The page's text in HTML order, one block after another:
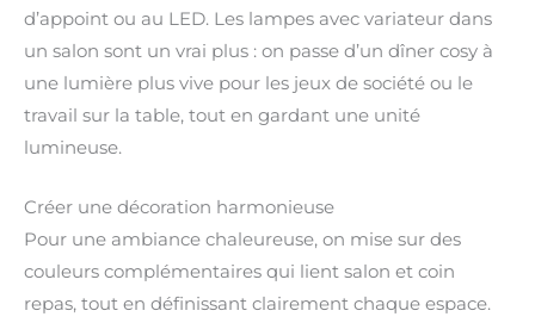
d’appoint ou au LED. Les lampes avec variateur dans
un salon sont un vrai plus : on passe d’un dîner cosy à
une lumière plus vive pour les jeux de société ou le
travail sur la table, tout en gardant une unité
lumineuse.
Créer une décoration harmonieuse
Pour une ambiance chaleureuse, on mise sur des
couleurs complémentaires qui lient salon et coin
repas, tout en définissant clairement chaque espace.